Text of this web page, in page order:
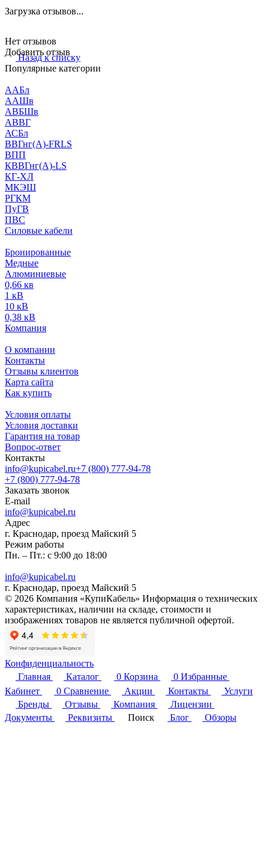
Загрузка отзывов...
Нет отзывов
Добавить отзыв
Назад к списку
Популярные категории
ААБл
ААШв
АВБШв
АВВГ
АСБл
ВВГнг(А)-FRLS
ВПП
КВВГнг(А)-LS
КГ-ХЛ
МКЭШ
РГКМ
ПуГВ
ПВС
Силовые кабели
Бронированные
Медные
Алюминиевые
0,66 кв
1 кВ
10 кВ
0,38 кВ
Компания
О компании
Контакты
Отзывы клиентов
Карта сайта
Как купить
Условия оплаты
Условия доставки
Гарантия на товар
Вопрос-ответ
Контакты
info@kupicabel.ru+7 (800) 777-94-78
+7 (800) 777-94-78
Заказать звонок
E-mail
info@kupicabel.ru
Адрес
г. Краснодар, проезд Майский 5
Режим работы
Пн. – Пт.: с 9:00 до 18:00
info@kupicabel.ru
г. Краснодар, проезд Майский 5
© 2026 Компания «КупиКабель» Информация о технических
характеристиках, наличии на складе, стоимости и
изображениях товаров не является публичной офертой.
Конфиденциальность
Главная
Каталог 0 Корзина 0 Избранные
Кабинет
0 Сравнение Акции Контакты
Услуги
Бренды
Отзывы Компания
Лицензии
Документы
Реквизиты Поиск Блог Обзоры